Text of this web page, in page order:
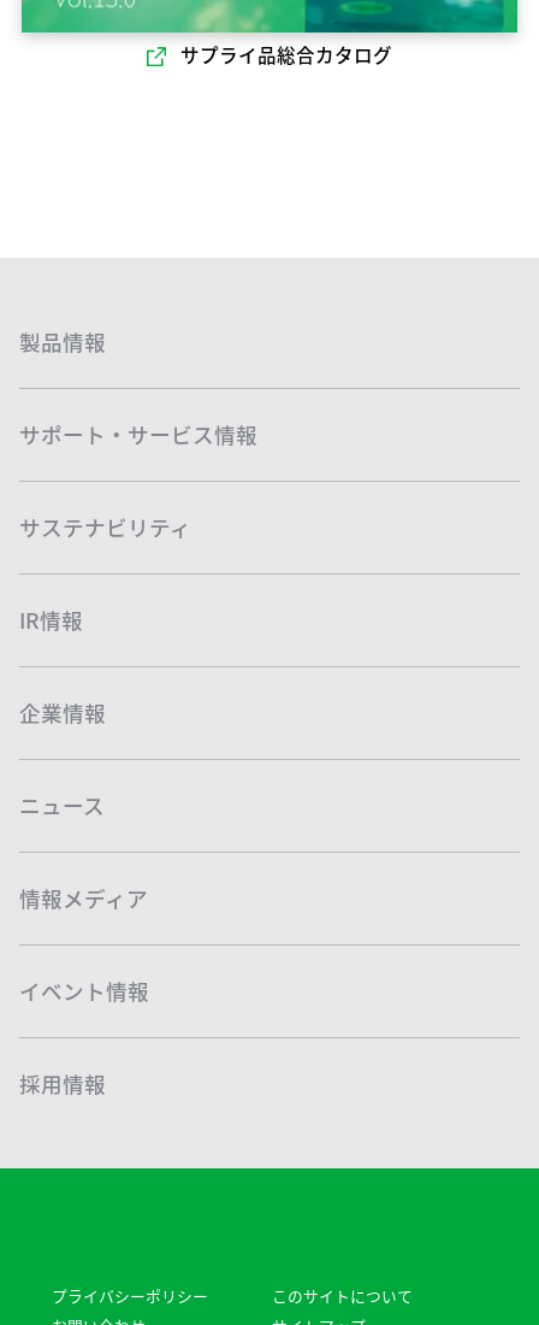
サプライ品総合カタログ
製品情報
サポート・サービス情報
サステナビリティ
IR情報
企業情報
ニュース
情報メディア
イベント情報
採用情報
プライバシーポリシー
このサイトについて